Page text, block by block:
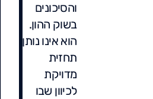
והסיכונים
בשוק ההון.
הוא אינו נותן
תחזית
מדויקת
לכיוון שבו